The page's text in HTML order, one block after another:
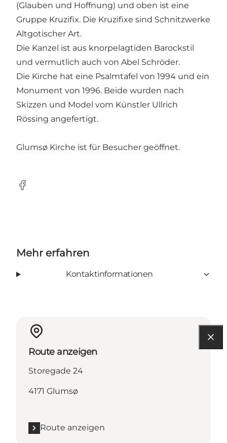
(Glauben und Hoffnung) und oben ist eine
Gruppe Kruzifix. Die Kruzifixe sind Schnitzwerke
Altgotischer Art.
Die Kanzel ist aus knorpelagtiden Barockstil
und vermutlich auch von Abel Schröder.
Die Kirche hat eine Psalmtafel von 1994 und ein
Monument von 1996. Beide wurden nach
Skizzen und Model vom Künstler Ullrich
Rössing angefertigt.
Glumsø Kirche ist für Besucher geöffnet.
Facebook
Mehr erfahren
Kontaktinformationen
Route anzeigen
Storegade 24
4171 Glumsø
Route anzeigen